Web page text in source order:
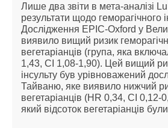
Лише два звіти в мета-аналізі
результати щодо геморагічного
Дослідження EPIC-Oxford у
виявило вищий ризик
вегетаріанців (група, яка
1,43, CI 1,08-1,90). Цей вищий
інсульту був урівноважений
Тайваню, яке виявило нижчий
вегетаріанців (HR 0,34, CI 0,12-
який відсоток вегетаріанців